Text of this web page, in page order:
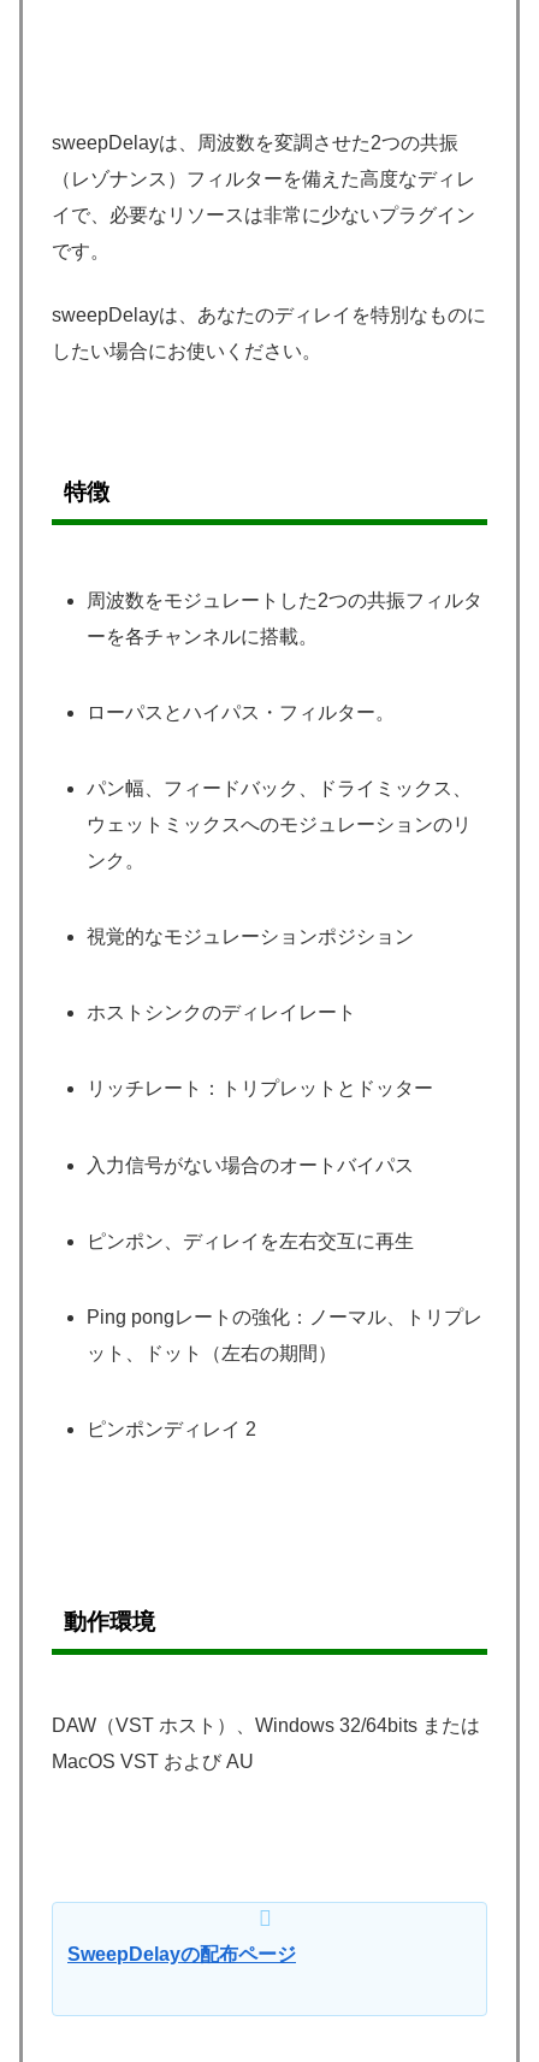
sweepDelayは、周波数を変調させた2つの共振
（レゾナンス）フィルターを備えた高度なディレ
イで、必要なリソースは非常に少ないプラグイン
です。
sweepDelayは、あなたのディレイを特別なものに
したい場合にお使いください。
特徴
周波数をモジュレートした2つの共振フィルタ
ーを各チャンネルに搭載。
ローパスとハイパス・フィルター。
パン幅、フィードバック、ドライミックス、
ウェットミックスへのモジュレーションのリ
ンク。
視覚的なモジュレーションポジション
ホストシンクのディレイレート
リッチレート：トリプレットとドッター
入力信号がない場合のオートバイパス
ピンポン、ディレイを左右交互に再生
Ping pongレートの強化：ノーマル、トリプレ
ット、ドット（左右の期間）
ピンポンディレイ 2
動作環境
DAW（VST ホスト）、Windows 32/64bits または
MacOS VST および AU
SweepDelayの配布ページ